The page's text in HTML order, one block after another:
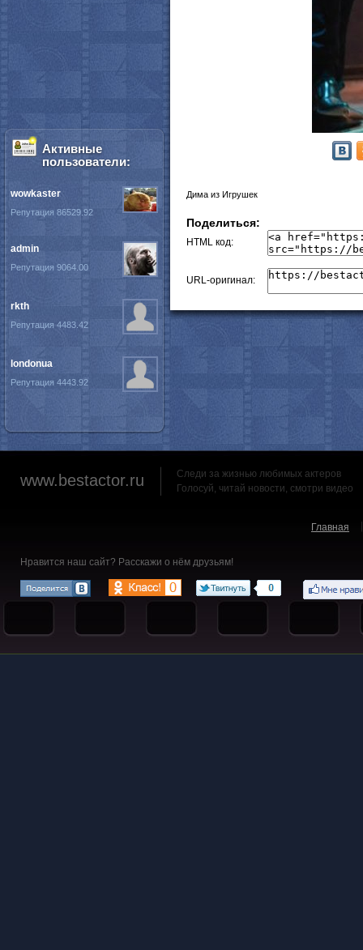
Дима из Игрушек
Поделиться:
HTML код:
URL-оригинал:
Активные
пользователи:
wowkaster
Репутация 86529.92
admin
Репутация 9064.00
rkth
Репутация 4483.42
londonua
Репутация 4443.92
www.bestactor.ru
Следи за жизнью любимых актеров
Голосуй, читай новости, смотри видео
Главная
Нравится наш сайт? Расскажи о нём друзьям!